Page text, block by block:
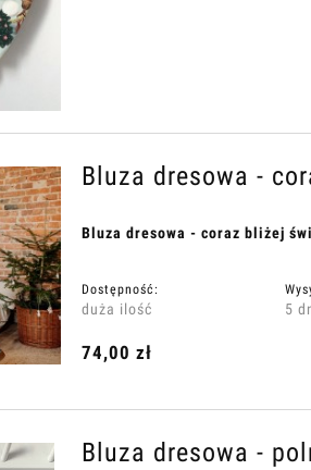
Bluza dresowa -
Bluza dresowa - coraz bliżej
Dostępność:
duża ilość 5
74,00 zł
Bluza dresowa -